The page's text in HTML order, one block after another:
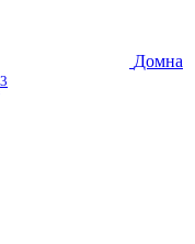
Домна
3